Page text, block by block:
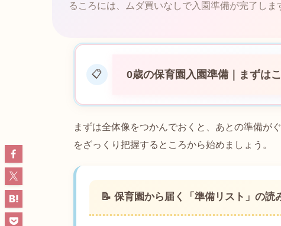
るころには、ムダ買いなしで入園準備が完了しま
📋 0歳の保育園入園準備｜まずは
まずは全体像をつかんでおくと、あとの準備が
をざっくり把握するところから始めましょう。
📝 保育園から届く「準備リスト」の読